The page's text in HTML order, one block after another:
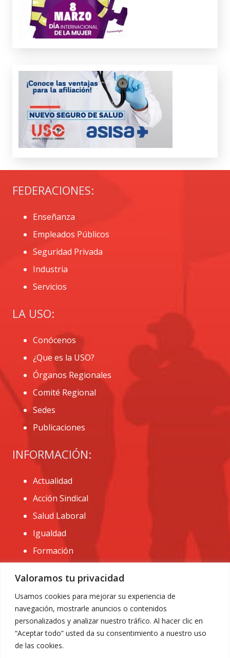
Valoramos tu privacidad
Usamos cookies para mejorar su experiencia de
navegación, mostrarle anuncios o contenidos
personalizados y analizar nuestro tráfico. Al hacer clic en
“Aceptar todo” usted da su consentimiento a nuestro uso
de las cookies.
FEDERACIONES:
Enseñanza
Empleados Públicos
Seguridad Privada
Industria
Servicios
LA USO:
Conócenos
¿Que es la USO?
Órganos Regionales
Comité Regional
Sedes
Publicaciones
INFORMACIÓN:
Actualidad
Acción Sindical
Salud Laboral
Igualdad
Formación
CONTACTO:
administracion@usomurcia.org
968 25 01 20
C/ Huerto de las bombas nº6. 30009 Murcia